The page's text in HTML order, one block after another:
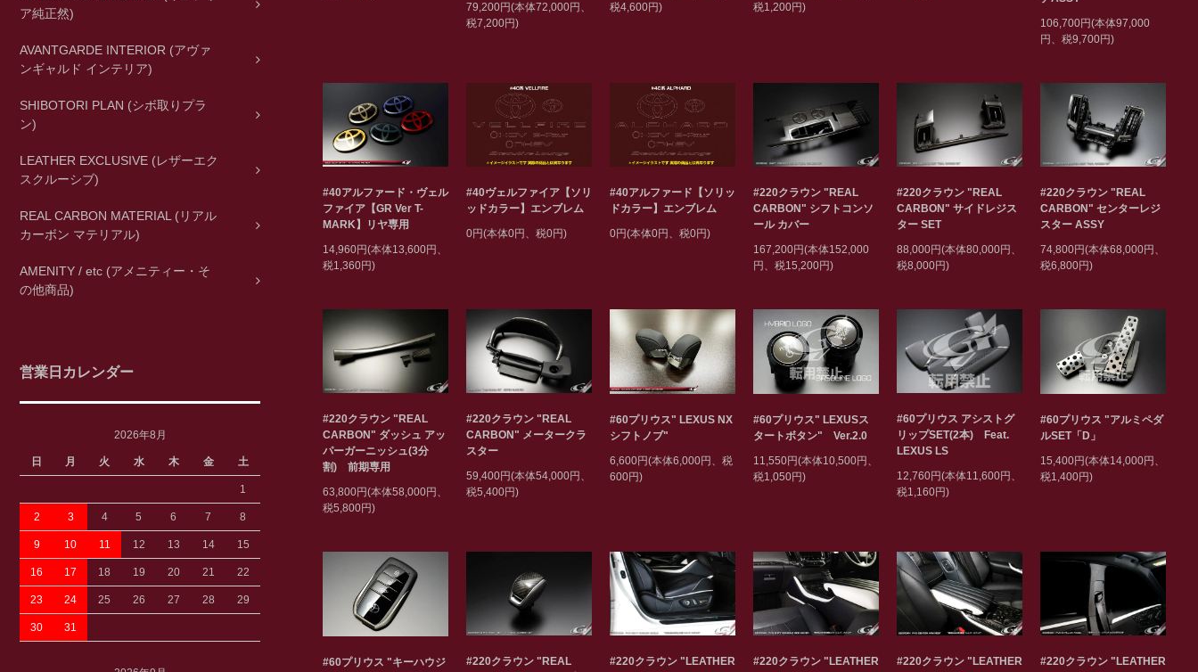
ア純正然)
AVANTGARDE INTERIOR (アヴァ
ンギャルド インテリア)
SHIBOTORI PLAN (シボ取りプラ
ン)
LEATHER EXCLUSIVE (レザーエク
スクルーシブ)
REAL CARBON MATERIAL (リアル
カーボン マテリアル)
AMENITY / etc (アメニティー・そ
の他商品)
営業日カレンダー
2026年8月
日 月 火 水 木 金 土
1
2 3 4 5 6 7 8
9 10 11 12 13 14 15
16 17 18 19 20 21 22
23 24 25 26 27 28 29
30 31
79,200円(本体72,000円、
税7,200円)
税4,600円)
税1,200円)
106,700円(本体97,000
円、税9,700円)
#40アルファード・ヴェル
ファイア【GR Ver T-
MARK】リヤ専用
14,960円(本体13,600円、
税1,360円)
#40ヴェルファイア【ソリ
ッドカラー】エンブレム
0円(本体0円、税0円)
#40アルファード【ソリッ
ドカラー】エンブレム
0円(本体0円、税0円)
#220クラウン "REAL
CARBON" シフトコンソ
ール カバー
167,200円(本体152,000
円、税15,200円)
#220クラウン "REAL
CARBON" サイドレジス
ター SET
88,000円(本体80,000円、
税8,000円)
#220クラウン "REAL
CARBON" センターレジ
スター ASSY
74,800円(本体68,000円、
税6,800円)
#220クラウン "REAL
CARBON" ダッシュ アッ
パーガーニッシュ(3分
割) 前期専用
63,800円(本体58,000円、
税5,800円)
#220クラウン "REAL
CARBON" メータークラ
スター
59,400円(本体54,000円、
税5,400円)
#60プリウス" LEXUS NX
シフトノブ"
6,600円(本体6,000円、税
600円)
#60プリウス" LEXUSス
タートボタン" Ver.2.0
11,550円(本体10,500円、
税1,050円)
#60プリウス アシストグ
リップSET(2本) Feat.
LEXUS LS
12,760円(本体11,600円、
税1,160円)
#60プリウス "アルミペダ
ルSET「D」
15,400円(本体14,000円、
税1,400円)
#60プリウス "キーハウジ
#220クラウン "REAL
#220クラウン "LEATHER
#220クラウン "LEATHER
#220クラウン "LEATHER
#220クラウン "LEATHER